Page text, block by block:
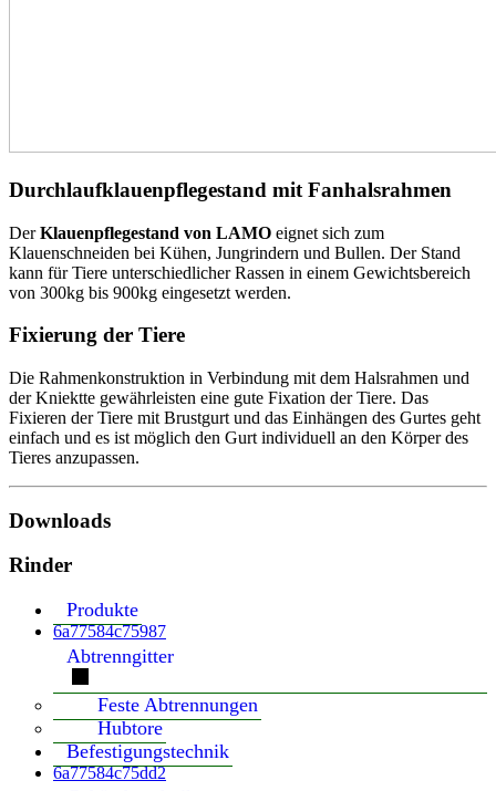
Durchlaufklauenpflegestand mit Fanhalsrahmen
DerKlauenpflegestand von LAMO eignet sich zum
Klauenschneiden bei Kühen, Jungrindern und Bullen. Der Stand
kann für Tiere unterschiedlicher Rassen in einem Gewichtsbereich
von 300kg bis 900kg eingesetzt werden.
Fixierung der Tiere
Die Rahmenkonstruktion in Verbindung mit dem Halsrahmen und
der Kniektte gewährleisten eine gute Fixation der Tiere. Das
Fixieren der Tiere mit Brustgurt und das Einhängen des Gurtes geht
einfach und es ist möglich den Gurt individuell an den Körper des
Tieres anzupassen.
Downloads
Rinder
Produkte
6a77584c75987
Abtrenngitter
Feste Abtrennungen
Hubtore
Befestigungstechnik
6a77584c75dd2